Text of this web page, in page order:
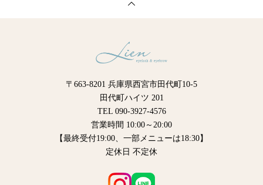
〒663-8201 兵庫県西宮市田代町10-5
田代町ハイツ 201
TEL 090-3927-4576
営業時間 10:00～20:00
【最終受付19:00、一部メニューは18:30】
定休日 不定休